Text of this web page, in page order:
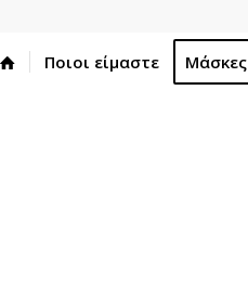
Ποιοι είμαστε Μάσκες